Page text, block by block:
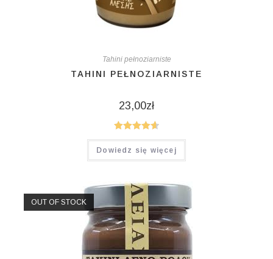
Tahini pełnoziarniste
TAHINI PEŁNOZIARNISTE
23,00zł
Oceniono
4.67 na 5
Dowiedz się więcej
OUT OF STOCK